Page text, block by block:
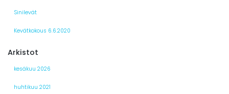
Sinilevät
Kevätkokous 6.6.2020
Arkistot
kesäkuu 2026
huhtikuu 2021